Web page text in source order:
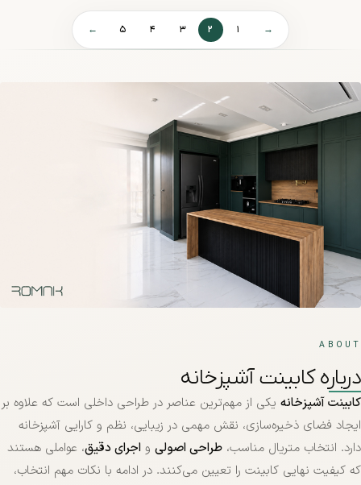
→ ۱ ۲ ۳ ۴ ۵ ←
ABOUT
درباره کابینت آشپزخانه
کابینت آشپزخانه یکی از مهم‌ترین عناصر در طراحی داخلی است که علاوه بر
ایجاد فضای ذخیره‌سازی، نقش مهمی در زیبایی، نظم و کارایی آشپزخانه
دارد. انتخاب متریال مناسب، طراحی اصولی و اجرای دقیق، عواملی هستند
که کیفیت نهایی کابینت را تعیین می‌کنند. در ادامه با نکات مهم انتخاب،